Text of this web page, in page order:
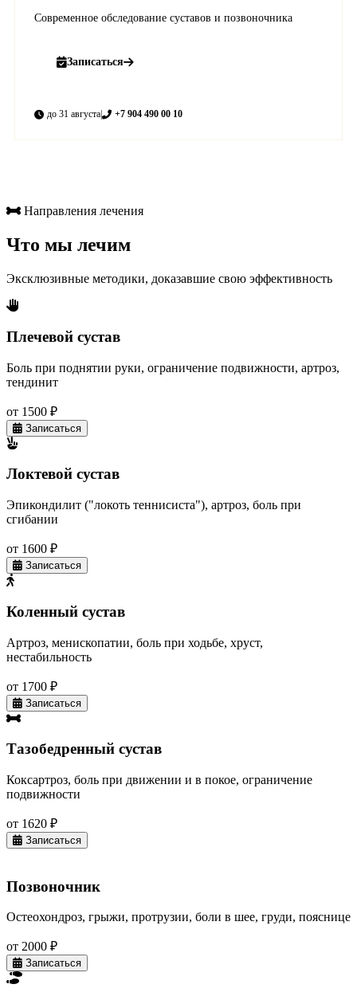
Современное обследование суставов и позвоночника
Записаться
до 31 августа +7 904 490 00 10
Направления лечения
Что мы лечим
Эксклюзивные методики, доказавшие свою эффективность
Плечевой сустав
Боль при поднятии руки, ограничение подвижности, артроз,
тендинит
от 1500 ₽
Записаться
Локтевой сустав
Эпикондилит ("локоть теннисиста"), артроз, боль при
сгибании
от 1600 ₽
Записаться
Коленный сустав
Артроз, менископатии, боль при ходьбе, хруст,
нестабильность
от 1700 ₽
Записаться
Тазобедренный сустав
Коксартроз, боль при движении и в покое, ограничение
подвижности
от 1620 ₽
Записаться
Позвоночник
Остеохондроз, грыжи, протрузии, боли в шее, груди, пояснице
от 2000 ₽
Записаться